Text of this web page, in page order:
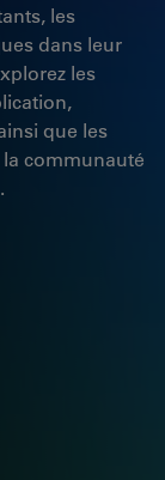
les
dans leur
les
que les
communauté